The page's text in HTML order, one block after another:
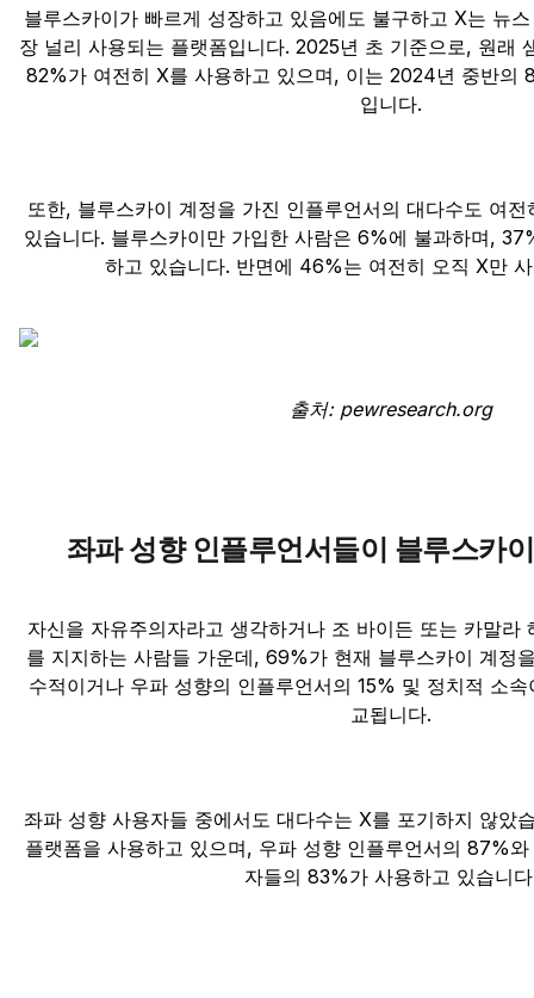
블루스카이가 빠르게 성장하고 있음에도 불구하고 X는 뉴
장 널리 사용되는 플랫폼입니다. 2025년 초 기준으로, 원래
82%가 여전히 X를 사용하고 있으며, 이는 2024년 중반의
입니다.
또한, 블루스카이 계정을 가진 인플루언서의 대다수도 여
있습니다. 블루스카이만 가입한 사람은 6%에 불과하며,
하고 있습니다. 반면에 46%는 여전히 오직 X만
출처: pewresearch.org
좌파 성향 인플루언서들이 블루스카
자신을 자유주의자라고 생각하거나 조 바이든 또는 카말라
를 지지하는 사람들 가운데, 69%가 현재 블루스카이 계정
수적이거나 우파 성향의 인플루언서의 15% 및 정치적 소
교됩니다.
좌파 성향 사용자들 중에서도 대다수는 X를 포기하지 않았
플랫폼을 사용하고 있으며, 우파 성향 인플루언서의 87%
자들의 83%가 사용하고 있습니